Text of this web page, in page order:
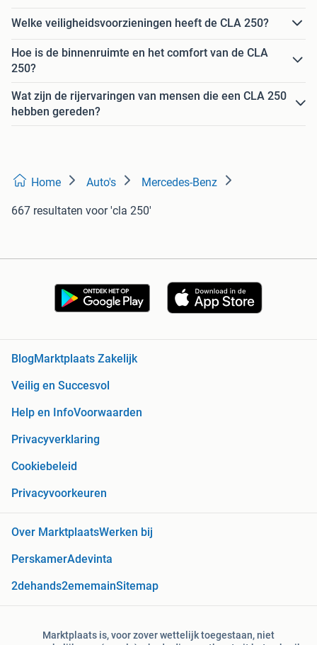
Welke veiligheidsvoorzieningen heeft de CLA 250?
Hoe is de binnenruimte en het comfort van de CLA
250?
Wat zijn de rijervaringen van mensen die een CLA 250
hebben gereden?
Home Auto's Mercedes-Benz
667 resultaten voor 'cla 250'
BlogMarktplaats Zakelijk
Veilig en Succesvol
Help en InfoVoorwaarden
Privacyverklaring
Cookiebeleid
Privacyvoorkeuren
Over MarktplaatsWerken bij
PerskamerAdevinta
2dehands2ememainSitemap
Marktplaats is, voor zover wettelijk toegestaan, niet